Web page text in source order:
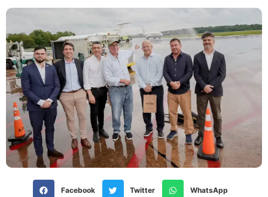
Facebook Twitter WhatsApp